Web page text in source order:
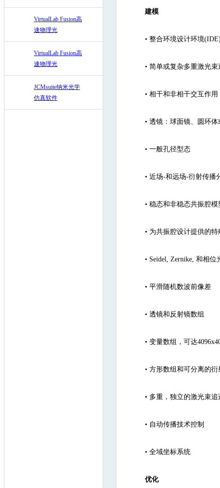
VirtualLab Fusion高
速物理光
VirtualLab Fusion高
速物理光
JCMsuite纳米光学
仿真软件
建模
• 整合环境设计环境
• 简单或复杂多重激光束
• 相干和非相干交互作用
• 透镜：球面镜、圆环体
• 一般孔径型态
• 近场-和远场-衍射传播
• 稳态和非稳态共振腔模
• 为共振腔设计提供的特
• Seidel, Zernike, 和相位
• 平滑随机数波前像差
• 透镜和反射镜数组
• 变量数组，可达
• 方形数组和可分离的衍
• 多重，独立的激光束追
• 自动传播技术控制
• 全域坐标系统
优化